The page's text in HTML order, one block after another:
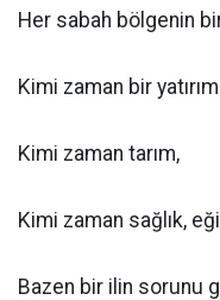
Her sabah bölgenin
Kimi zaman bir
Kimi zaman tarım,
Kimi zaman sağlık,
Bazen bir ilin sorunu